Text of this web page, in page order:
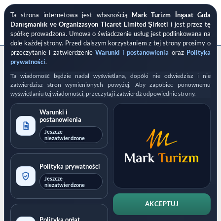
Ta strona internetowa jest własnością
Mark Turizm İnşaat Gıda
Danışmanlık ve Organizasyon Ticaret Limited Şirketi i jest przez tę
spółkę prowadzona. Umowa o świadczenie usług jest podlinkowana na
dole każdej strony. Przed dalszym korzystaniem z tej strony prosimy o
przeczytanie i zatwierdzenie Warunki i postanowienia oraz Polityka
prywatności.
Ta wiadomość będzie nadal wyświetlana, dopóki nie odwiedzisz i nie
zatwierdzisz stron wymienionych powyżej. Aby zapobiec ponownemu
wyświetlaniu tej wiadomości, przeczytaj i zatwierdź odpowiednie strony.
AKCEPTUJ
Warunki i
postanowienia
Jeszcze
niezatwierdzone
Polityka prywatności
Jeszcze
niezatwierdzone
Polityka opłat
Przewiń
zawartości
Nowe Ubezpieczenie
Covid-19
Wybór Obywatelstwa
TWOJE OBYWATELSTWO
DOKUMENT PODRÓŻY *
Daty ubezpieczenia
DATA ROZPOCZĘCIA UBEZPIECZENIA *